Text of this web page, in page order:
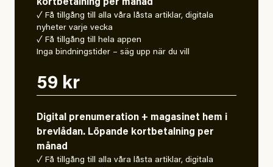
kortbetalning per månad
✓ Få tillgång till alla våra låsta artiklar, digitala
nyheter varje vecka
✓ Få tillgång till hela appen
Inga bindningstider – säg upp när du vill
59 kr
Digital prenumeration + magasinet hem i
brevlådan. Löpande kortbetalning per
månad
✓ Få tillgång till alla våra låsta artiklar, digitala